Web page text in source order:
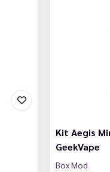
Kit Aegis
GeekVape
Box Mod